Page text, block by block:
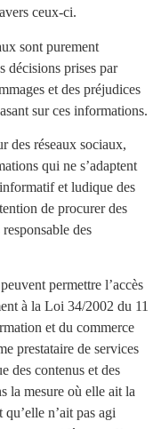
ceux-ci.
sont purement
décisions prises par
et des préjudices
sur ces informations.
des réseaux sociaux,
qui ne s’adaptent
et ludique des
de procurer des
des
permettre l’accès
à la Loi 34/2002 du 11
et du commerce
prestataire de services
des contenus et des
la mesure où elle ait la
n’ait pas agi